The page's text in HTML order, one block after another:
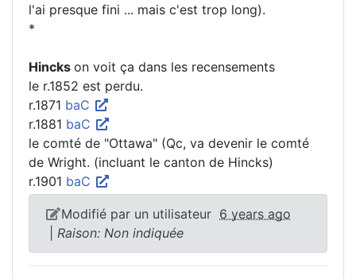
l'ai presque fini ... mais c'est trop long).
*
Hincks on voit ça dans les recensements
le r.1852 est perdu.
r.1871 baC
r.1881 baC
le comté de "Ottawa" (Qc, va devenir le comté
de Wright. (incluant le canton de Hincks)
r.1901 baC
Modifié par un utilisateur 6 years ago
Raison: Non indiquée